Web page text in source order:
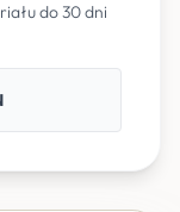
do 30 dni